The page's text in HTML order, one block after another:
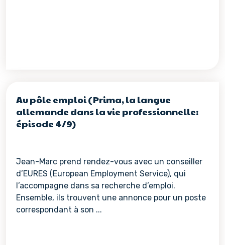
Au pôle emploi (Prima, la langue
allemande dans la vie professionnelle:
épisode 4/9)
Jean-Marc prend rendez-vous avec un conseiller
d’EURES (European Employment Service), qui
l’accompagne dans sa recherche d’emploi.
Ensemble, ils trouvent une annonce pour un poste
correspondant à son ...